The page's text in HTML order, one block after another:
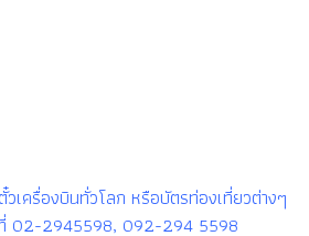
เครื่องบินทั่วโลก หรือบัตรท่องเที่ยวต่างๆ
02-2945598, 092-294 5598